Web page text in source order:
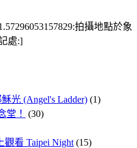
拍攝地點於象
處:]
光 (Angel's Ladder) (1)
堂！
(30)
觀看 Taipei Night (15)